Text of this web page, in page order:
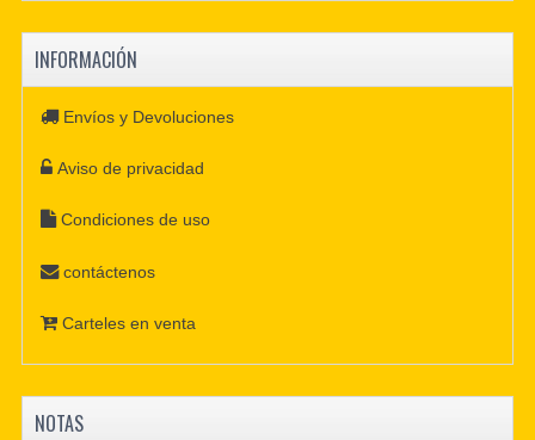
INFORMACIÓN
Envíos y Devoluciones
Aviso de privacidad
Condiciones de uso
contáctenos
Carteles en venta
NOTAS